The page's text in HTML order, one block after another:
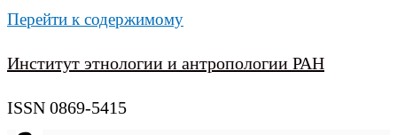
Перейти к содержимому
Институт этнологии и антропологии РАН
ISSN 0869-5415